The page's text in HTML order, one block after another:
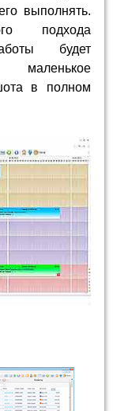
выполнять.
подхода
будет
в полном